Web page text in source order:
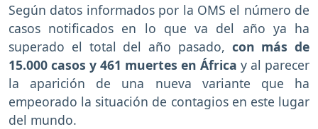
Según datos informados por la OMS el número de
casos notificados en lo que va del año ya ha
superado el total del año pasado, con más de
15.000 casos y 461 muertes en África y al parecer
la aparición de una nueva variante que ha
empeorado la situación de contagios en este lugar
del mundo.